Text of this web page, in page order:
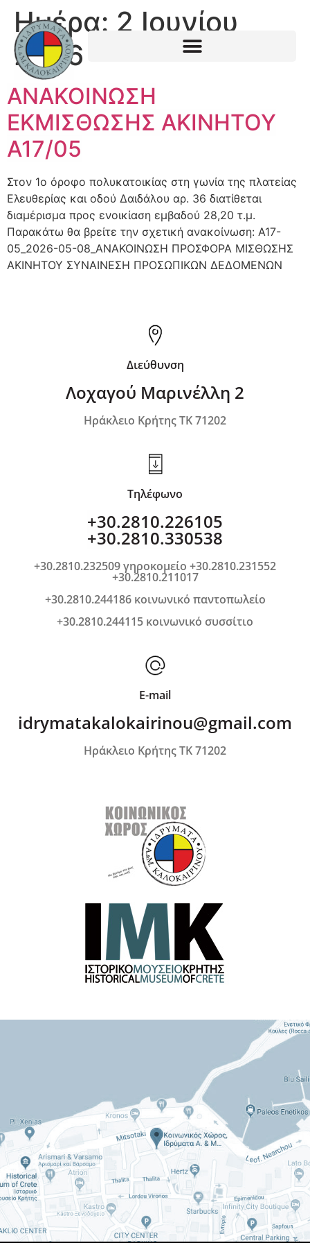
Ημέρα: 2 Ιουνίου
2026
ΑΝΑΚΟΙΝΩΣΗ
ΕΚΜΙΣΘΩΣΗΣ ΑΚΙΝΗΤΟΥ
Α17/05
Στον 1ο όροφο πολυκατοικίας στη γωνία της πλατείας
Ελευθερίας και οδού Δαιδάλου αρ. 36 διατίθεται
διαμέρισμα προς ενοικίαση εμβαδού 28,20 τ.μ.
Παρακάτω θα βρείτε την σχετική ανακοίνωση: Α17-
05_2026-05-08_ΑΝΑΚΟΙΝΩΣΗ ΠΡΟΣΦΟΡΑ ΜΙΣΘΩΣΗΣ
ΑΚΙΝΗΤΟΥ ΣΥΝΑΙΝΕΣΗ ΠΡΟΣΩΠΙΚΩΝ ΔΕΔΟΜΕΝΩΝ
Διεύθυνση
Λοχαγού Μαρινέλλη 2
Ηράκλειο Κρήτης ΤΚ 71202
Τηλέφωνο
+30.2810.226105
+30.2810.330538
+30.2810.232509 γηροκομείο +30.2810.231552
+30.2810.211017
+30.2810.244186 κοινωνικό παντοπωλείο
+30.2810.244115 κοινωνικό συσσίτιο
E-mail
idrymatakalokairinou@gmail.com
Ηράκλειο Κρήτης ΤΚ 71202